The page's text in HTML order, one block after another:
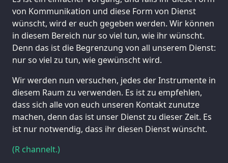
von Kommunikation und diese Form von Dienst
wünscht, wird er euch gegeben werden. Wir können
in diesem Bereich nur so viel tun, wie ihr wünscht.
Denn das ist die Begrenzung von all unserem Dienst:
nur so viel zu tun, wie gewünscht wird.
Wir werden nun versuchen, jedes der Instrumente in
diesem Raum zu verwenden. Es ist zu empfehlen,
dass sich alle von euch unseren Kontakt zunutze
machen, denn das ist unser Dienst zu dieser Zeit. Es
ist nur notwendig, dass ihr diesen Dienst wünscht.
(R channelt.)